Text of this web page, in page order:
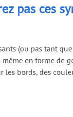
pas ces
(ou pas tant
en forme de
les bords, des